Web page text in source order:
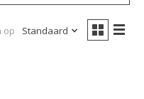
op Standaard